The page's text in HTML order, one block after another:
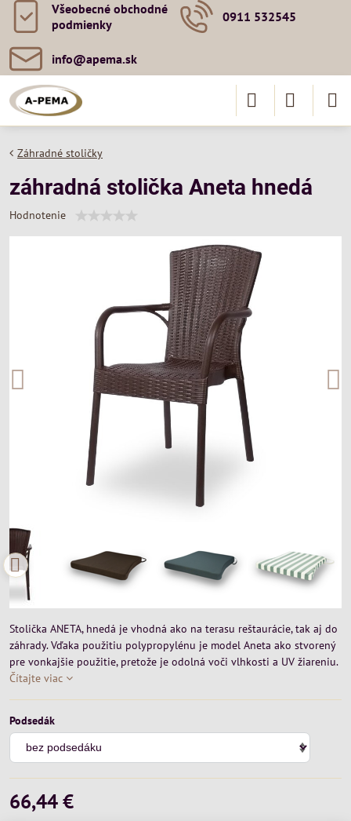
Všeobecné obchodné
podmienky
0911 532545
info​@apema​.sk
Záhradné stoličky
záhradná stolička Aneta hnedá
Hodnotenie
Stolička ANETA, hnedá je vhodná ako na terasu reštaurácie, tak aj do
záhrady. Vďaka použitiu polypropylénu je model Aneta ako stvorený
pre vonkajšie použitie, pretože je odolná voči vlhkosti a UV žiareniu.
Čítajte viac
Podsedák
66,44 €